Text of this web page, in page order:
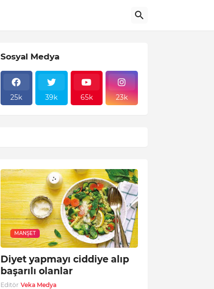
Sosyal Medya
25k 39k 65k 23k
MANŞET
Diyet yapmayı ciddiye alıp
başarılı olanlar
Editör Veka Medya